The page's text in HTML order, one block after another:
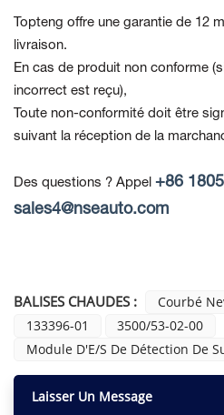
Topteng offre une garantie de 12
livraison.
En cas de produit non conforme
incorrect est reçu),
Toute non-conformité doit être
suivant la réception de la
Des questions ? Appel +86
sales4@nseauto.com
BALISES CHAUDES :
Courbé
133396-01
3500/53-02-00
Module D'E/S De Détection De
Laisser Un Message